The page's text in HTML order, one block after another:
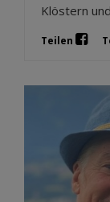
Klöstern
Teilen